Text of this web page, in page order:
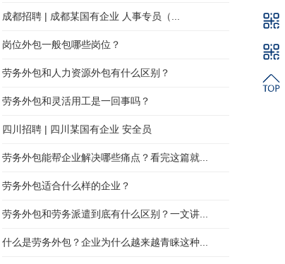
成都招聘 | 成都某国有企业 人事专员（...
岗位外包一般包哪些岗位？
劳务外包和人力资源外包有什么区别？
劳务外包和灵活用工是一回事吗？
四川招聘 | 四川某国有企业 安全员
劳务外包能帮企业解决哪些痛点？看完这篇就...
劳务外包适合什么样的企业？
劳务外包和劳务派遣到底有什么区别？一文讲...
什么是劳务外包？企业为什么越来越青睐这种...